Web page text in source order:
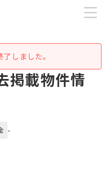
しました。
掲載物件情
-